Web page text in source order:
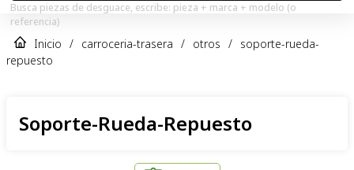
Busca piezas de desguace, escribe: pieza + marca + modelo (o
referencia)
Inicio / carroceria-trasera / otros / soporte-rueda-
repuesto
Soporte-Rueda-Repuesto